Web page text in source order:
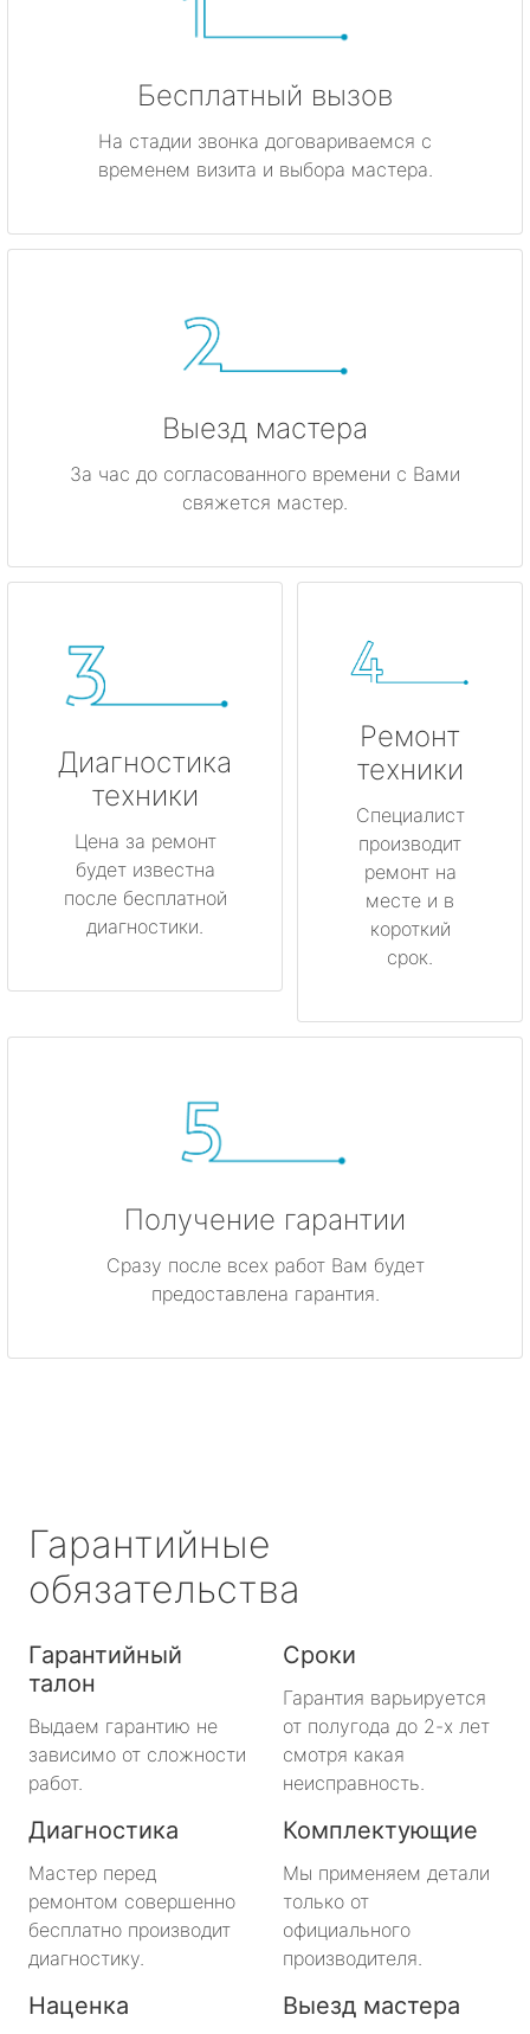
Бесплатный вызов
На стадии звонка договариваемся с
временем визита и выбора мастера.
Выезд мастера
За час до согласованного времени с Вами
свяжется мастер.
Диагностика
техники
Цена за ремонт
будет известна
после бесплатной
диагностики.
Ремонт
техники
Специалист
производит
ремонт на
месте и в
короткий
срок.
Получение гарантии
Сразу после всех работ Вам будет
предоставлена гарантия.
Гарантийные
обязательства
Гарантийный
талон
Выдаем гарантию не
зависимо от сложности
работ.
Сроки
Гарантия варьируется
от полугода до 2-х лет
смотря какая
неисправность.
Диагностика
Мастер перед
ремонтом совершенно
бесплатно производит
диагностику.
Комплектующие
Мы применяем детали
только от
официального
производителя.
Наценка Выезд мастера